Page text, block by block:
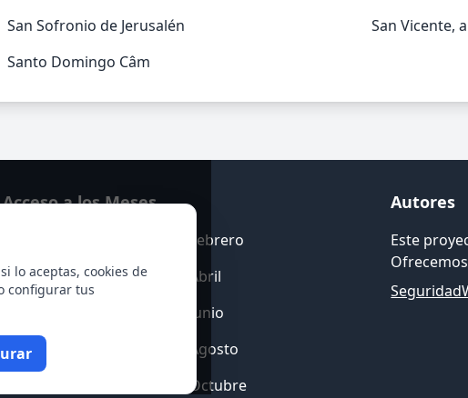
San Sofronio de Jerusalén
San Vicente,
Santo Domingo Câm
lo aceptas, cookies de
configurar tus
Acceso a los Meses
Febrero
Marzo
Abril
Junio
Julio
Agosto
Octubre
Autores
Este